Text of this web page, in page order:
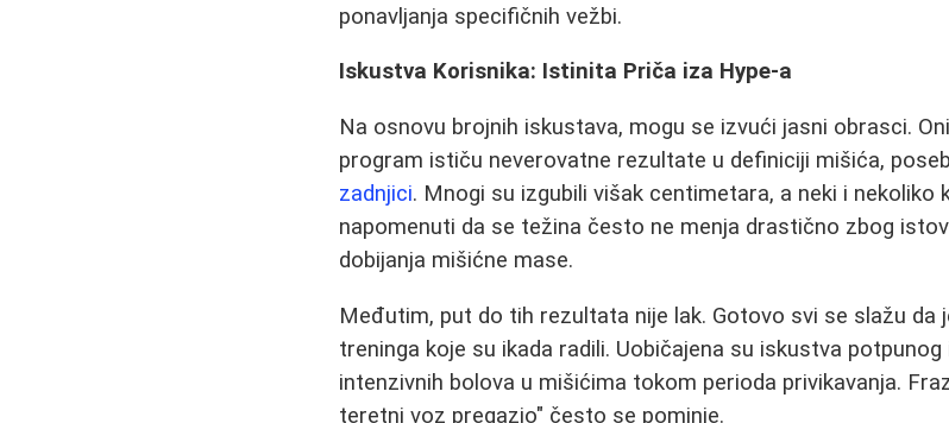
ponavljanja specifičnih vežbi.
Iskustva Korisnika: Istinita Priča iza Hype-a
Na osnovu brojnih iskustava, mogu se izvući jasni obrasci.
program ističu neverovatne rezultate u definiciji mišića,
zadnjici. Mnogi su izgubili višak centimetara, a neki i nekoliko
napomenuti da se težina često ne menja drastično zbog
dobijanja mišićne mase.
Međutim, put do tih rezultata nije lak. Gotovo svi se slažu da
treninga koje su ikada radili. Uobičajena su iskustva
intenzivnih bolova u mišićima tokom perioda privikavanja.
teretni voz pregazio" često se pominje.